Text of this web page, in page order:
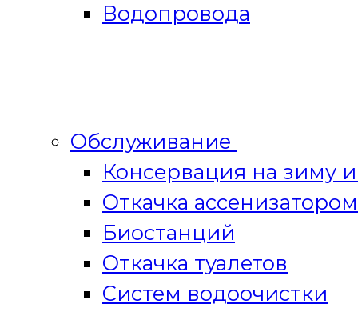
Водопровода
Обслуживание
Консервация на зиму
Откачка
Биостанций
Откачка туалетов
Систем водоочистки